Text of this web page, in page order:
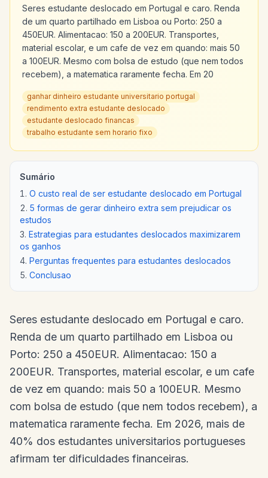
Seres estudante deslocado em Portugal e caro. Renda
de um quarto partilhado em Lisboa ou Porto: 250 a
450EUR. Alimentacao: 150 a 200EUR. Transportes,
material escolar, e um cafe de vez em quando: mais 50
a 100EUR. Mesmo com bolsa de estudo (que nem todos
recebem), a matematica raramente fecha. Em 20
ganhar dinheiro estudante universitario portugal
rendimento extra estudante deslocado
estudante deslocado financas
trabalho estudante sem horario fixo
Sumário
O custo real de ser estudante deslocado em Portugal
5 formas de gerar dinheiro extra sem prejudicar os
estudos
Estrategias para estudantes deslocados maximizarem
os ganhos
Perguntas frequentes para estudantes deslocados
Conclusao
Seres estudante deslocado em Portugal e caro.
Renda de um quarto partilhado em Lisboa ou
Porto: 250 a 450EUR. Alimentacao: 150 a
200EUR. Transportes, material escolar, e um cafe
de vez em quando: mais 50 a 100EUR. Mesmo
com bolsa de estudo (que nem todos recebem), a
matematica raramente fecha. Em 2026, mais de
40% dos estudantes universitarios portugueses
afirmam ter dificuldades financeiras.